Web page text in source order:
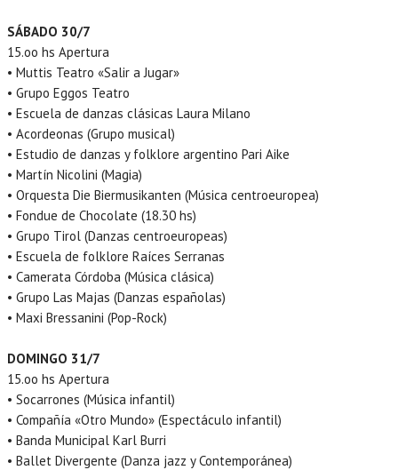
SÁBADO 30/7
15.oo hs Apertura
• Muttis Teatro «Salir a Jugar»
• Grupo Eggos Teatro
• Escuela de danzas clásicas Laura Milano
• Acordeonas (Grupo musical)
• Estudio de danzas y folklore argentino Pari Aike
• Martín Nicolini (Magia)
• Orquesta Die Biermusikanten (Música centroeuropea)
• Fondue de Chocolate (18.30 hs)
• Grupo Tirol (Danzas centroeuropeas)
• Escuela de folklore Raíces Serranas
• Camerata Córdoba (Música clásica)
• Grupo Las Majas (Danzas españolas)
• Maxi Bressanini (Pop-Rock)
DOMINGO 31/7
15.oo hs Apertura
• Socarrones (Música infantil)
• Compañía «Otro Mundo» (Espectáculo infantil)
• Banda Municipal Karl Burri
• Ballet Divergente (Danza jazz y Contemporánea)